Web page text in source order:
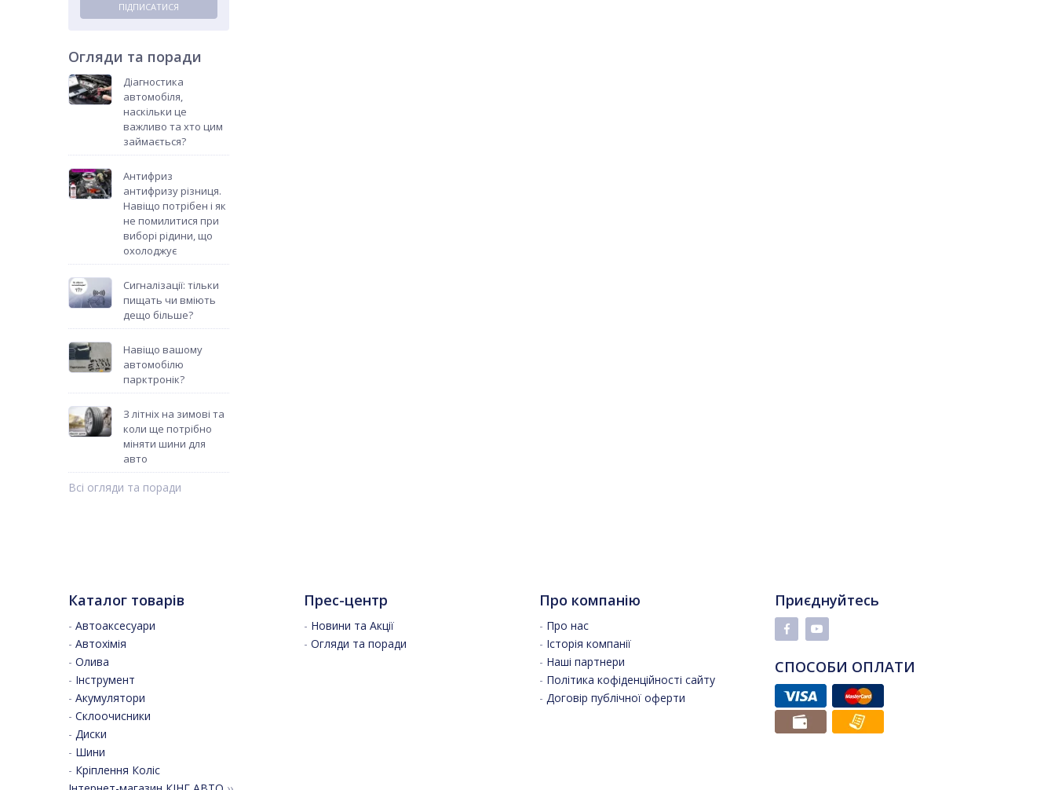
ПІДПИСАТИСЯ
Огляди та поради
Діагностика
автомобіля,
наскільки це
важливо та хто цим
займається?
Антифриз
антифризу різниця.
Навіщо потрібен і як
не помилитися при
виборі рідини, що
охолоджує
Сигналізації: тільки
пищать чи вміють
дещо більше?
Навіщо вашому
автомобілю
парктронік?
З літніх на зимові та
коли ще потрібно
міняти шини для
авто
Всі огляди та поради
Каталог товарів
- Автоаксесуари
- Автохімія
- Олива
- Інструмент
- Акумулятори
- Склоочисники
- Диски
- Шини
- Кріплення Коліс
Прес-центр
- Новини та Акції
- Огляди та поради
Про компанію
- Про нас
- Історія компанії
- Наші партнери
- Політика кофіденційності сайту
- Договір публічної оферти
Приєднуйтесь
СПОСОБИ ОПЛАТИ